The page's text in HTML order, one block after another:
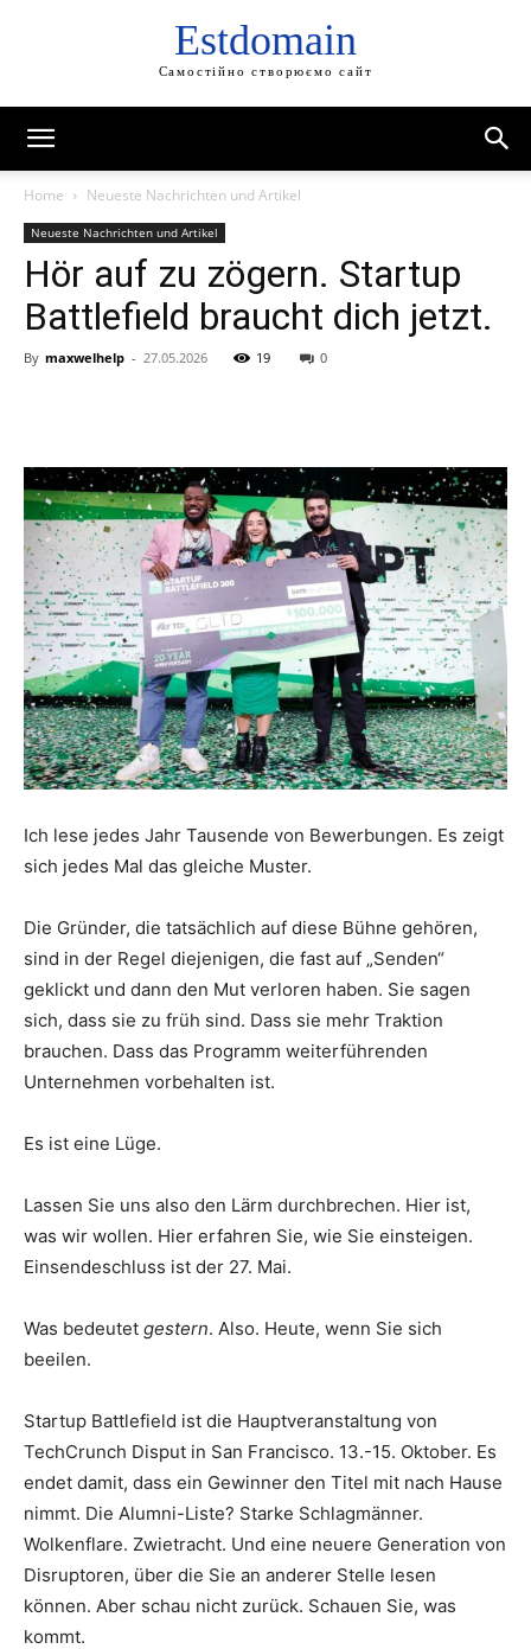
Estdomain
Самостійно створюємо сайт
Home Neueste Nachrichten und Artikel
Neueste Nachrichten und Artikel
Hör auf zu zögern. Startup
Battlefield braucht dich jetzt.
By maxwelhelp - 27.05.2026 19 0
Ich lese jedes Jahr Tausende von Bewerbungen. Es zeigt
sich jedes Mal das gleiche Muster.
Die Gründer, die tatsächlich auf diese Bühne gehören,
sind in der Regel diejenigen, die fast auf „Senden“
geklickt und dann den Mut verloren haben. Sie sagen
sich, dass sie zu früh sind. Dass sie mehr Traktion
brauchen. Dass das Programm weiterführenden
Unternehmen vorbehalten ist.
Es ist eine Lüge.
Lassen Sie uns also den Lärm durchbrechen. Hier ist,
was wir wollen. Hier erfahren Sie, wie Sie einsteigen.
Einsendeschluss ist der 27. Mai.
Was bedeutet gestern. Also. Heute, wenn Sie sich
beeilen.
Startup Battlefield ist die Hauptveranstaltung von
TechCrunch Disput in San Francisco. 13.-15. Oktober. Es
endet damit, dass ein Gewinner den Titel mit nach Hause
nimmt. Die Alumni-Liste? Starke Schlagmänner.
Wolkenflare. Zwietracht. Und eine neuere Generation von
Disruptoren, über die Sie an anderer Stelle lesen
können. Aber schau nicht zurück. Schauen Sie, was
kommt.